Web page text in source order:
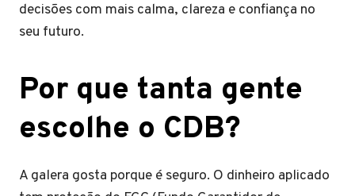
decisões com mais calma, clareza e confiança no
seu futuro.
​Por que tanta gente
escolhe o CDB?
A galera gosta porque é seguro. O dinheiro aplicado